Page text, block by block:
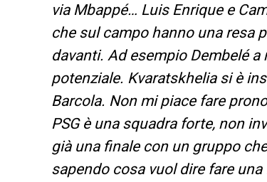
via Mbappé… Luis Enrique e
che sul campo hanno una resa
davanti. Ad esempio Dembelé
potenziale. Kvaratskhelia si è
Barcola. Non mi piace fare
PSG è una squadra forte, non
già una finale con un gruppo
sapendo cosa vuol dire fare